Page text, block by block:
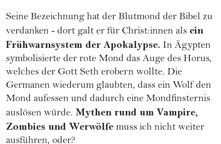
Seine Bezeichnung hat der Blutmond der Bibel zu
verdanken - dort galt er für Christ:innen als ein
Frühwarnsystem der Apokalypse. In Ägypten
symbolisierte der rote Mond das Auge des Horus,
welches der Gott Seth erobern wollte. Die
Germanen wiederum glaubten, dass ein Wolf den
Mond aufessen und dadurch eine Mondfinsternis
auslösen würde. Mythen rund um Vampire,
Zombies und Werwölfe muss ich nicht weiter
ausführen, oder?